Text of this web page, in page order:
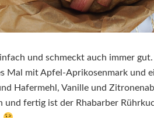
und schmeckt auch immer
Mal mit Apfel-Aprikosenmark und
Hafermehl, Vanille und
und fertig ist der Rhabarber